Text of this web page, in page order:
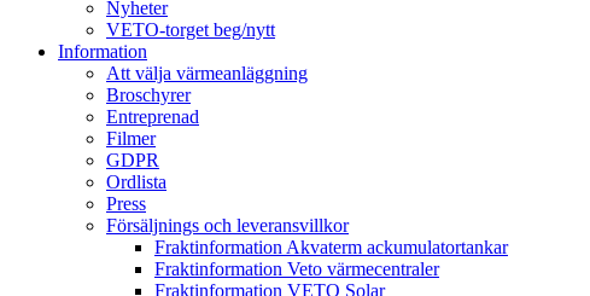
Nyheter
VETO-torget beg/nytt
Information
Att välja värmeanläggning
Broschyrer
Entreprenad
Filmer
GDPR
Ordlista
Press
Försäljnings och leveransvillkor
Fraktinformation Akvaterm ackumulatortankar
Fraktinformation Veto värmecentraler
Fraktinformation VETO Solar